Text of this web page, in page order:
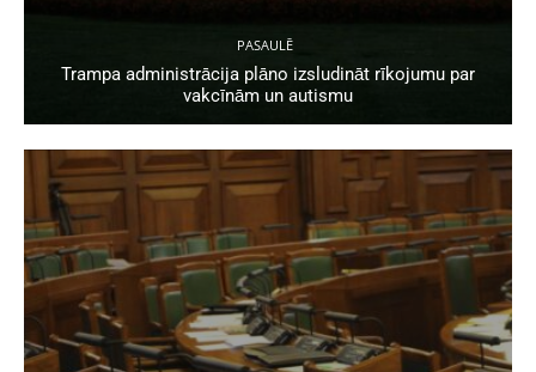
PASAULĒ
Trampa administrācija plāno izsludināt rīkojumu par
vakcīnām un autismu